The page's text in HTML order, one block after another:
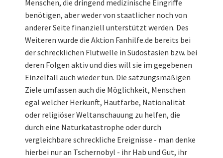
Menschen, die dringend medizinische Eingriffe
benötigen, aber weder von staatlicher noch von
anderer Seite finanziell unterstützt werden. Des
Weiteren wurde die Aktion Fanhilfe.de bereits bei
der schrecklichen Flutwelle in Südostasien bzw. bei
deren Folgen aktiv und dies will sie im gegebenen
Einzelfall auch wieder tun. Die satzungsmäßigen
Ziele umfassen auch die Möglichkeit, Menschen
egal welcher Herkunft, Hautfarbe, Nationalität
oder religiöser Weltanschauung zu helfen, die
durch eine Naturkatastrophe oder durch
vergleichbare schreckliche Ereignisse - man denke
hierbei nur an Tschernobyl - ihr Hab und Gut, ihr